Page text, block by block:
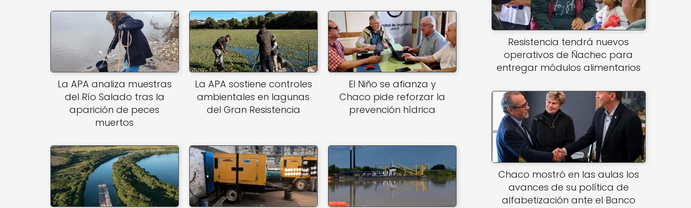
La APA analiza muestras
del Río Salado tras la
aparición de peces
muertos
La APA sostiene controles
ambientales en lagunas
del Gran Resistencia
El Niño se afianza y
Chaco pide reforzar la
prevención hídrica
Resistencia tendrá nuevos
operativos de Ñachec para
entregar módulos alimentarios
Chaco mostró en las aulas los
avances de su política de
alfabetización ante el Banco